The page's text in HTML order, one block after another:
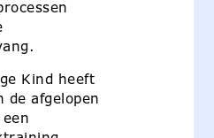
Kind heeft
de afgelopen